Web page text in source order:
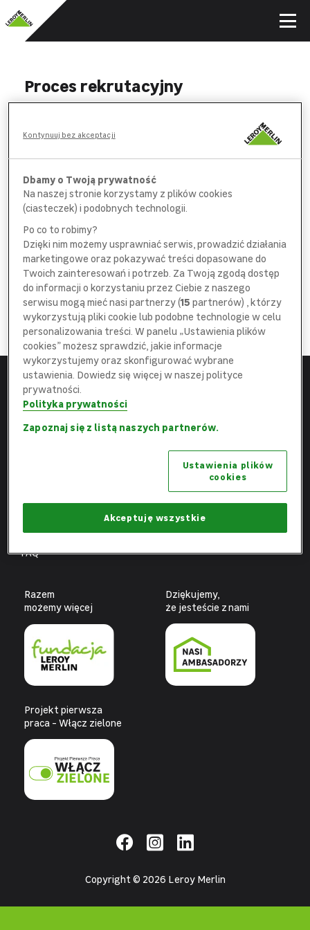
Proces rekrutacyjny
ankietę na wybranych stanowiskach
POROZMAWIAJ
z pracownikiem działu rekrutacji
SPOTKAJ SIĘ
z bezpośrednimprzełożonym
DOŁĄCZ
do najlepszej Ekipy
Menu
Strona główna
Fachowcy
FAQ
leroymerlin.pl
Fundacja Leroy Merlin
Biuro prasowe
Ochrona danych osobowych
Razem
możemy więcej
Dziękujemy,
że jesteście z nami
Projekt pierwsza
praca - Włącz zielone
Copyright © 2026 Leroy Merlin
Dbamy o Twoją prywatność
Na naszej stronie korzystamy z plików cookies
(ciasteczek) i podobnych technologii.
Po co to robimy?
Dzięki nim możemy usprawniać serwis, prowadzić działania
marketingowe oraz pokazywać treści dopasowane do
Twoich zainteresowań i potrzeb. Za Twoją zgodą dostęp
do informacji o korzystaniu przez Ciebie z naszego
serwisu mogą mieć nasi partnerzy (15 partnerów) , którzy
wykorzystują pliki cookie lub podobne technologie w celu
personalizowania treści. W panelu „Ustawienia plików
cookies” możesz sprawdzić, jakie informacje
wykorzystujemy oraz skonfigurować wybrane
ustawienia. Dowiedz się więcej w naszej polityce
prywatności.
Polityka prywatności
Zapoznaj się z listą naszych partnerów.
Ustawienia plików
cookies
Akceptuję wszystkie
Kontynuuj bez akceptacji